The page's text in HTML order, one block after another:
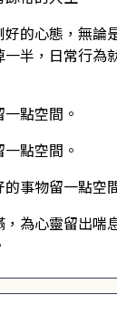
的心態，無論
半，日常行為
點空間。
點空間。
事物留一點空
為心靈留出喘